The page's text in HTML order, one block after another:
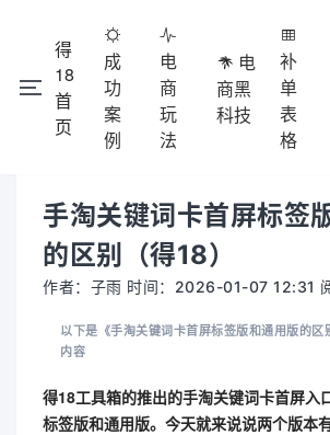
得
18
首
页
成
功
案
例
电
商
玩
法
电
商黑
科技
补
单
表
格
本网站除了免费功能外，都需要收费的，不提
员充值使用，收费点击
查看。
手淘关键词卡首屏标签
的区别（得18）
作者：子雨 时间：2026-01-07 12:31
以下是《手淘关键词卡首屏标签版和通用版的区
内容
得18工具箱的推出的手淘关键词卡首屏入
标签版和通用版。今天就来说说两个版本